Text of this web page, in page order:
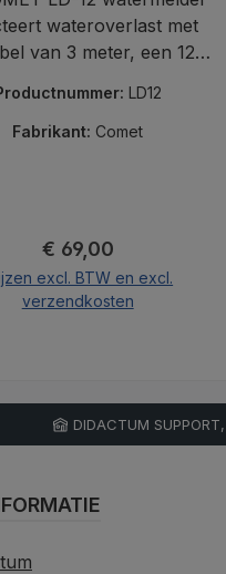
wateroverlast met
van 3 meter, een 12V-
LD12
Fabrikant: Comet
Normale prijs:
€ 69,00
excl. BTW en excl.
verzendkosten
DIDACTUM